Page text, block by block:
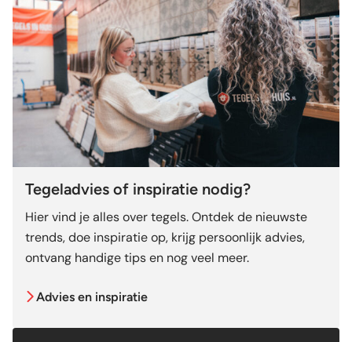
Tegeladvies of inspiratie nodig?
Hier vind je alles over tegels. Ontdek de nieuwste
trends, doe inspiratie op, krijg persoonlijk advies,
ontvang handige tips en nog veel meer.
Advies en inspiratie